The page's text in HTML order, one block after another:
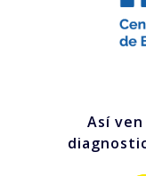
Así